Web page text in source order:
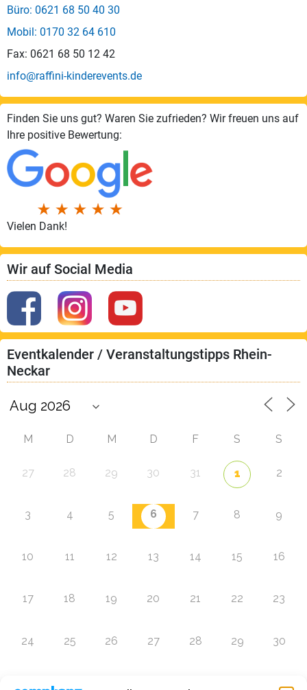
Büro: 0621 68 50 40 30
Mobil: 0170 32 64 610
Fax: 0621 68 50 12 42
info@raffini-kinderevents.de
Finden Sie uns gut? Waren Sie zufrieden? Wir freuen uns auf
Ihre positive Bewertung:
Vielen Dank!
Wir auf Social Media
Eventkalender / Veranstaltungstipps Rhein-
Neckar
M D M D F S S
27 28 29 30 31 1 2
3 4 5 6 7 8 9
10 11 12 13 14 15 16
17 18 19 20 21 22 23
24 25 26 27 28 29 30